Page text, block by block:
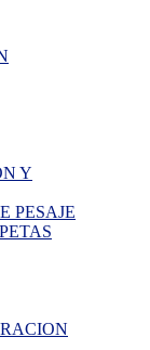
Y
PESAJE